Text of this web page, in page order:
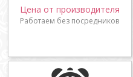
Цена от производителя
Работаем без посредников